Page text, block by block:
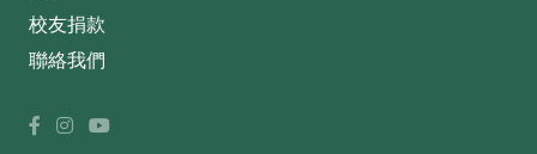
校友捐款
聯絡我們